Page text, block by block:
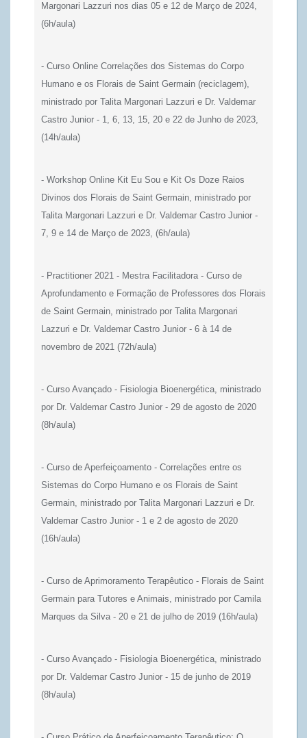
Margonari Lazzuri nos dias 05 e 12 de Março de 2024,
(6h/aula)
- Curso Online Correlações dos Sistemas do Corpo
Humano e os Florais de Saint Germain (reciclagem),
ministrado por Talita Margonari Lazzuri e Dr. Valdemar
Castro Junior - 1, 6, 13, 15, 20 e 22 de Junho de 2023,
(14h/aula)
- Workshop Online Kit Eu Sou e Kit Os Doze Raios
Divinos dos Florais de Saint Germain, ministrado por
Talita Margonari Lazzuri e Dr. Valdemar Castro Junior -
7, 9 e 14 de Março de 2023, (6h/aula)
- Practitioner 2021 - Mestra Facilitadora - Curso de
Aprofundamento e Formação de Professores dos Florais
de Saint Germain, ministrado por Talita Margonari
Lazzuri e Dr. Valdemar Castro Junior - 6 à 14 de
novembro de 2021 (72h/aula)
- Curso Avançado - Fisiologia Bioenergética, ministrado
por Dr. Valdemar Castro Junior - 29 de agosto de 2020
(8h/aula)
- Curso de Aperfeiçoamento - Correlações entre os
Sistemas do Corpo Humano e os Florais de Saint
Germain, ministrado por Talita Margonari Lazzuri e Dr.
Valdemar Castro Junior - 1 e 2 de agosto de 2020
(16h/aula)
- Curso de Aprimoramento Terapêutico - Florais de Saint
Germain para Tutores e Animais, ministrado por Camila
Marques da Silva - 20 e 21 de julho de 2019 (16h/aula)
- Curso Avançado - Fisiologia Bioenergética, ministrado
por Dr. Valdemar Castro Junior - 15 de junho de 2019
(8h/aula)